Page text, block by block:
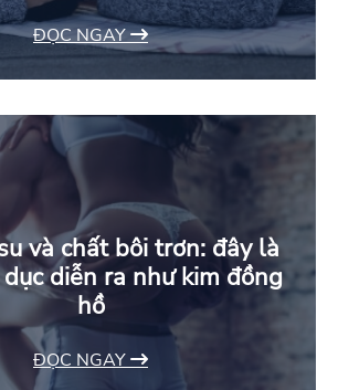
ĐỌC NGAY
và chất bôi trơn: đây là
diễn ra như kim đồng
hồ
ĐỌC NGAY